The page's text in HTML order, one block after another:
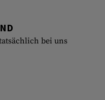
bei uns